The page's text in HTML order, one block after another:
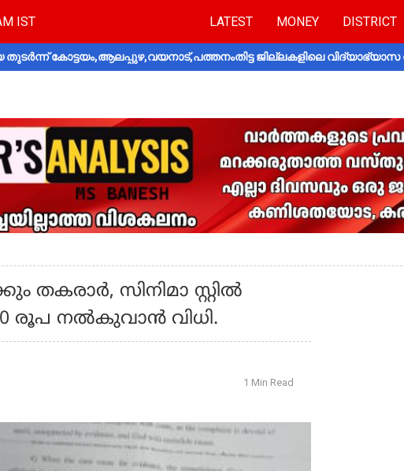
IST LATEST MONEY DISTRICT
കോട്ടയം,ആലപ്പുഴ,വയനാട്,പത്തനംതിട്ട ജില്ലകളിലെ വിദ്യാഭ്യാസ
സിനിമാ സ്റ്റിൽ
രൂപ നൽകുവാൻ വിധി.
1 Min Read